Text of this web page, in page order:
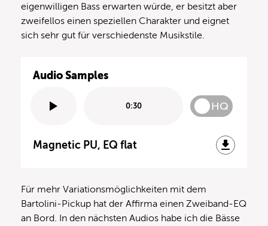
eigenwilligen Bass erwarten würde, er besitzt aber
zweifellos einen speziellen Charakter und eignet
sich sehr gut für verschiedenste Musikstile.
Audio Samples
0:30 HQ
Magnetic PU, EQ flat
Für mehr Variationsmöglichkeiten mit dem
Bartolini-Pickup hat der Affirma einen Zweiband-EQ
an Bord. In den nächsten Audios habe ich die Bässe